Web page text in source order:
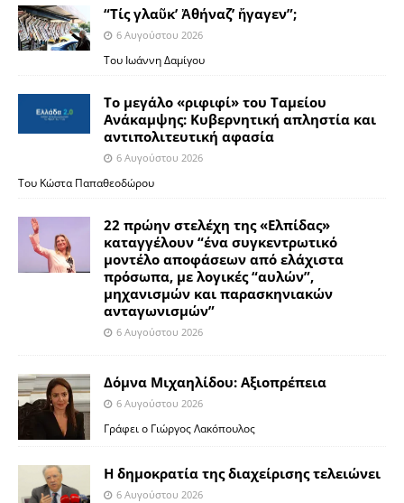
“Τίς γλαῦκ’ Ἀθήναζ’ ἤγαγεν”;
6 Αυγούστου 2026
Του Ιωάννη Δαμίγου
Το μεγάλο «ριφιφί» του Ταμείου
Ανάκαμψης: Κυβερνητική απληστία και
αντιπολιτευτική αφασία
6 Αυγούστου 2026
Του Κώστα Παπαθεοδώρου
22 πρώην στελέχη της «Ελπίδας»
καταγγέλουν “ένα συγκεντρωτικό
μοντέλο αποφάσεων από ελάχιστα
πρόσωπα, με λογικές “αυλών”,
μηχανισμών και παρασκηνιακών
ανταγωνισμών”
6 Αυγούστου 2026
Δόμνα Μιχαηλίδου: Αξιοπρέπεια
6 Αυγούστου 2026
Γράφει ο Γιώργος Λακόπουλος
Η δημοκρατία της διαχείρισης τελειώνει
6 Αυγούστου 2026